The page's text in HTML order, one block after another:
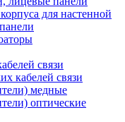
для настенной
связи
кабелей связи
медные
оптические